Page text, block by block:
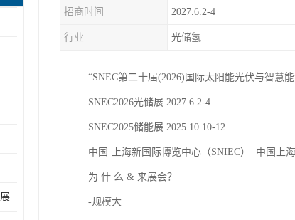
招商时间 2027.6.2-4
行业 光储氢
“SNEC第二十届(2026)国际太阳能光伏与智慧
SNEC2026光储展 2027.6.2-4
SNEC2025储能展 2025.10.10-12
中国·上海新国际博览中心（SNIEC） 中国上
为 什 么 & 来展会？
-规模大